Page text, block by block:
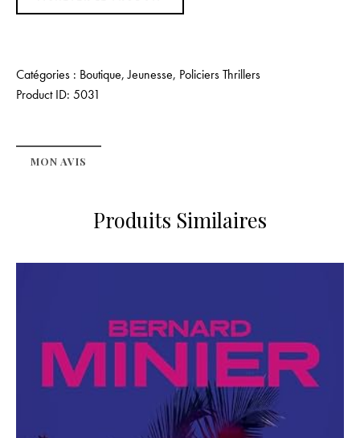
Catégories : Boutique,Jeunesse, Policiers Thrillers
Product ID: 5031
MON AVIS
Produits Similaires